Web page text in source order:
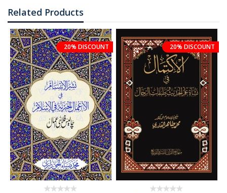
Related Products
20% DISCOUNT 20% DISCOUNT